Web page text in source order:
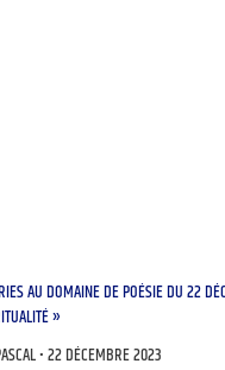
AU DOMAINE DE POÉSIE DU 22
»
22 DÉCEMBRE 2023